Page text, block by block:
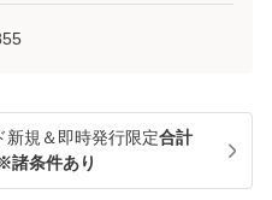
新規＆即時発行限定合計
諸条件あり